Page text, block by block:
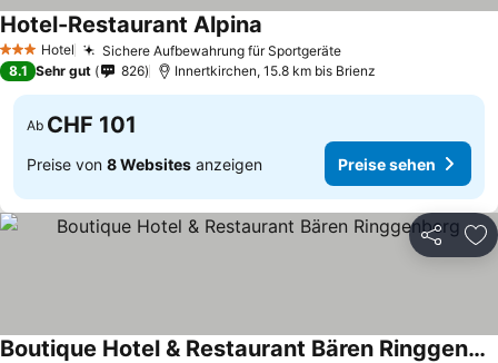
3 SterneHotel Sichere Aufbewahrung für Sportgeräte
Hotel-Restaurant Alpina
8.1 Sehr gut 826 Innertkirchen, 15.8 km bis Brienz
Ab CHF 101
Preise von 8 Websites anzeigen Preise sehen
Teilen
Boutique Hotel & Restaurant Bären Ringgenberg